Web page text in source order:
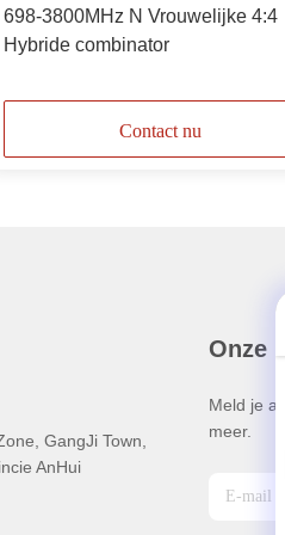
698-3800MHz N Vrouwelijke 4:4
Hybride combinator
Contact nu
GangJi Town,
AnHui
Onze
Meld je
meer.